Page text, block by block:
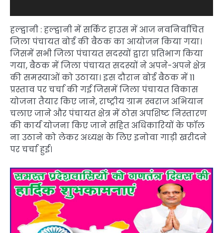
हल्द्वानी : हल्द्वानी में सर्किट हाउस में आज नवनिर्वाचित
जिला पंचायत बोर्ड की बैठक का आयोजन किया गया।
जिसमें सभी जिला पंचायत सदस्यों द्वारा प्रतिभाग किया
गया, बैठक में जिला पंचायत सदस्यों ने अपने-अपने क्षेत्र
की समस्याओं को उठाया। इस दौरान बोर्ड बैठक में 11
प्रस्ताव पर चर्चा की गई जिसमें जिला पंचायत विकास
योजना तैयार किए जाने, राष्ट्रीय ग्राम स्वराज अभियान
चलाए जाने और पंचायत क्षेत्र में ठोस अपशिष्ट निस्तारण
की कार्य योजना किए जाने सहित अधिकारियों के फॉल
ना उठाने को लेकर अध्यक्ष के लिए इनोवा गाड़ी खरीदने
पर चर्चा हुई।